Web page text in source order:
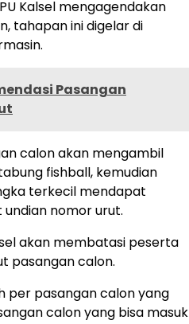
Kalsel mengagendakan
tahapan ini digelar di
Pasangan
calon akan mengambil
fishball, kemudian
terkecil mendapat
nomor urut.
akan membatasi peserta
pasangan calon.
per pasangan calon yang
calon yang bisa masuk